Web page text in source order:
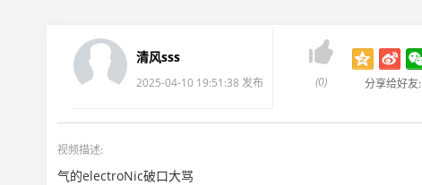
清风sss
2025-04-10 19:51:38 发布

(0) 分享给好友:
视频描述:
气的electroNic破口大骂